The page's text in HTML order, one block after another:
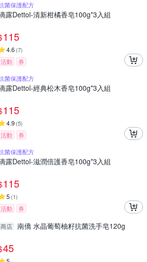
菌保護配方
露Dettol-清新柑橘香皂100g*3入組
115
4.6 (7)
活動
券
菌保護配方
露Dettol-經典松木香皂100g*3入組
115
4.9 (5)
活動
券
菌保護配方
露Dettol-滋潤倍護香皂100g*3入組
115
5 (1)
活動 券
商店 南僑 水晶葡萄柚籽抗菌洗手皂120g
45